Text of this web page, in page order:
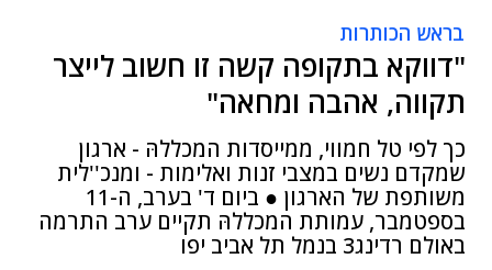
בראש הכותרות
"דווקא בתקופה קשה זו חשוב לייצר
תקווה, אהבה ומחאה"
כך לפי טל חמווי, ממייסדות המכללהּ - ארגון
שמקדם נשים במצבי זנות ואלימות - ומנכ''לית
משותפת של הארגון ● ביום ד' בערב, ה-11
בספטמבר, עמותת המכללהּ תקיים ערב התרמה
באולם רדינג3 בנמל תל אביב יפו